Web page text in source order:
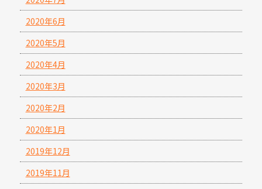
2020年6月
2020年5月
2020年4月
2020年3月
2020年2月
2020年1月
2019年12月
2019年11月